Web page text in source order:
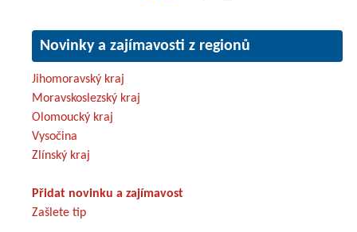
Novinky a zajímavosti z regionů
Jihomoravský kraj
Moravskoslezský kraj
Olomoucký kraj
Vysočina
Zlínský kraj
Přidat novinku a zajímavost
Zašlete tip